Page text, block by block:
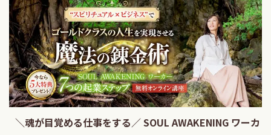
＼魂が目覚める仕事をする／ SOUL AWAKENING ワーカ